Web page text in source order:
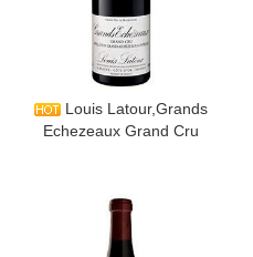
​Louis Latour,Grands
Echezeaux Grand Cru